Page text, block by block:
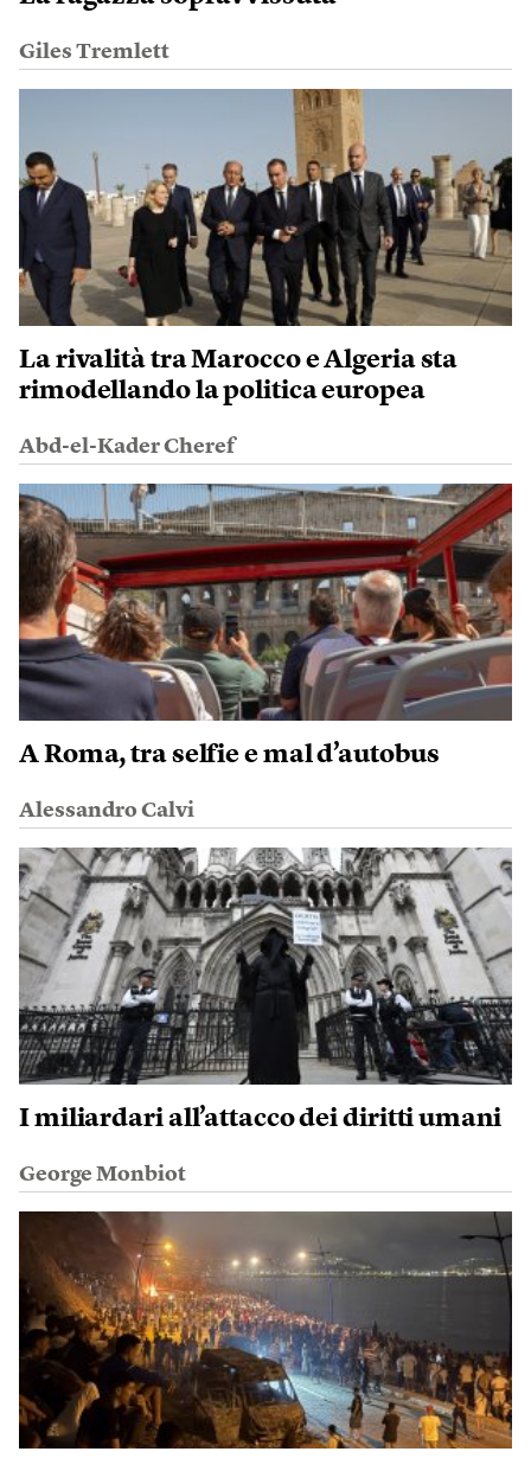
Giles Tremlett
La rivalità tra Marocco e Algeria sta
rimodellando la politica europea
Abd-el-Kader Cheref
A Roma, tra selfie e mal d’autobus
Alessandro Calvi
I miliardari all’attacco dei diritti umani
George Monbiot